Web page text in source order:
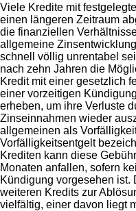
Viele Kredite mit
einen längeren Zeitraum
die finanziellen
allgemeine
schnell völlig unrentabel
nach zehn Jahren die
Kredit mit einer gesetzlich
einer vorzeitigen
erheben, um ihre Verluste
Zinseinnahmen wieder
allgemeinen als
Vorfälligkeitsentgelt
Krediten kann diese
Monaten anfallen, sofern
Kündigung vorgesehen ist.
weiteren Kredits zur
vielfältig, einer davon liegt